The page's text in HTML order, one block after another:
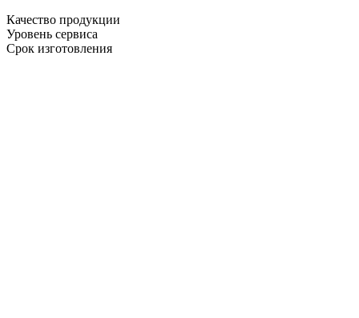
Качество продукции
Уровень сервиса
Срок изготовления